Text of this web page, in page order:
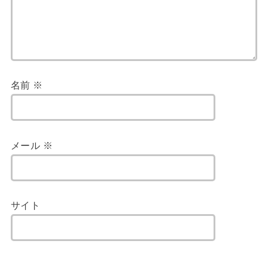
名前 ※
メール ※
サイト